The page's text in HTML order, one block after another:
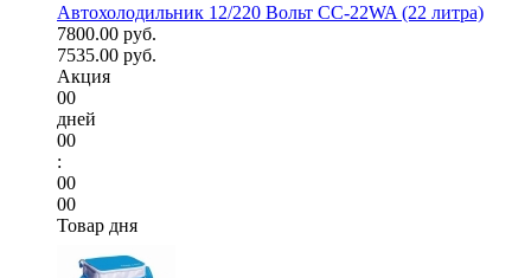
Автохолодильник 12/220 Вольт CC-22WA (22 литра)
7800.00 руб.
7535.00 руб.
Акция
00
дней
00
:
00
00
Товар дня